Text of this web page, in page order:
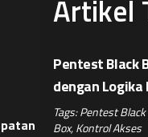
Artikel
Pentest Black
dengan Logika
Tags:Pentest Black
Box,Kontrol Akses